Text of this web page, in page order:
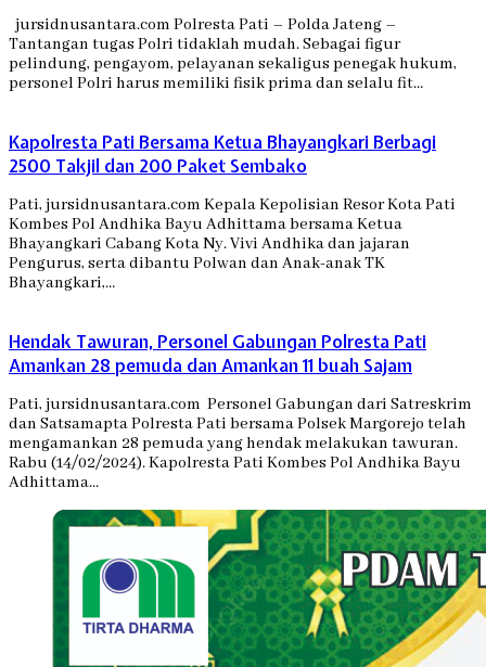
jursidnusantara.com Polresta Pati – Polda Jateng –
Tantangan tugas Polri tidaklah mudah. Sebagai figur
pelindung, pengayom, pelayanan sekaligus penegak hukum,
personel Polri harus memiliki fisik prima dan selalu fit…
Kapolresta Pati Bersama Ketua Bhayangkari Berbagi
2500 Takjil dan 200 Paket Sembako
Pati, jursidnusantara.com Kepala Kepolisian Resor Kota Pati
Kombes Pol Andhika Bayu Adhittama bersama Ketua
Bhayangkari Cabang Kota Ny. Vivi Andhika dan jajaran
Pengurus, serta dibantu Polwan dan Anak-anak TK
Bhayangkari,…
Hendak Tawuran, Personel Gabungan Polresta Pati
Amankan 28 pemuda dan Amankan 11 buah Sajam
Pati, jursidnusantara.com Personel Gabungan dari Satreskrim
dan Satsamapta Polresta Pati bersama Polsek Margorejo telah
mengamankan 28 pemuda yang hendak melakukan tawuran.
Rabu (14/02/2024). Kapolresta Pati Kombes Pol Andhika Bayu
Adhittama…